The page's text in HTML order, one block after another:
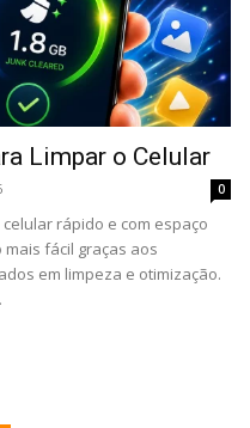
Limpar o Celular
0
rápido e com espaço
fácil graças aos
em limpeza e otimização.